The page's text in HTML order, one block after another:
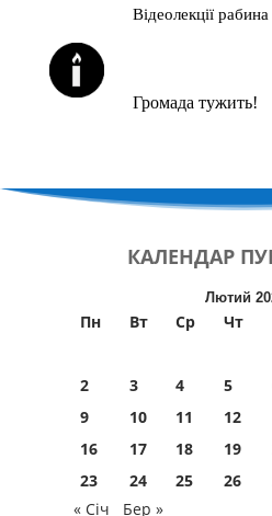
Відеолекції
Громада тужить!
КАЛЕНДАР
Лютий
Пн Вт Ср Чт
2
3 4 5
9
10 11 12
16
17 18 19
23
24 25 26
« Січ
Бер »